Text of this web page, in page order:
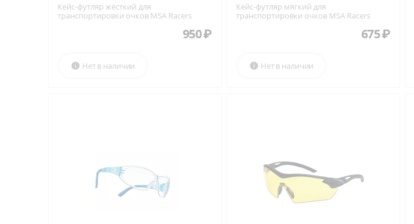
Кейс-футляр жёсткий для
транспортировки очков MSA Racers
950₽
Нет в наличии

Кейс-футляр мягкий для
транспортировки очков MSA Racers
675₽
Нет в наличии
